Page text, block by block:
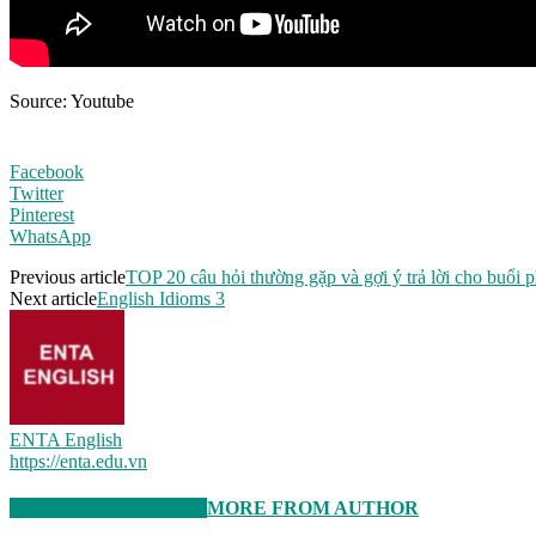
Source: Youtube
Facebook
Twitter
Pinterest
WhatsApp
Previous articleTOP 20 câu hỏi thường gặp và gợi ý trả lời cho buổi
Next articleEnglish Idioms 3
ENTA English
https://enta.edu.vn
MORE FROM AUTHOR